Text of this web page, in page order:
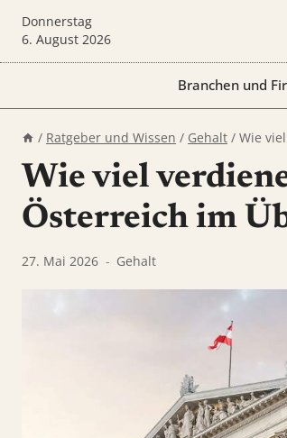
Inhalt
springen
Donnerstag
6. August 2026
Branchen und
/ Ratgeber und Wissen / Gehalt / Wie
Wie viel
Österreich im
27. Mai 2026 Gehalt